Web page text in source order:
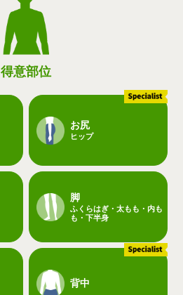
得意部位
お尻
ヒップ
脚
ふくらはぎ・太もも・内も
も・下半身
背中